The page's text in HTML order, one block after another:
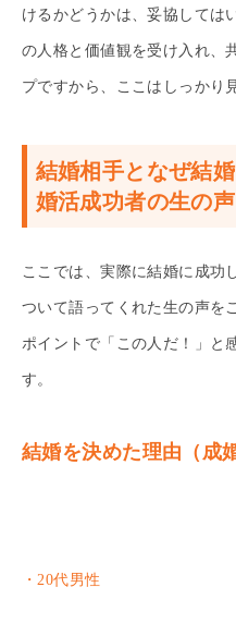
けるかどうかは、妥協しては
の人格と価値観を受け入れ、
プですから、ここはしっかり
結婚相手となぜ結
婚活成功者の生の声
ここでは、実際に結婚に成功
ついて語ってくれた生の声を
ポイントで「この人だ！」と
す。
結婚を決めた理由（成
・20代男性